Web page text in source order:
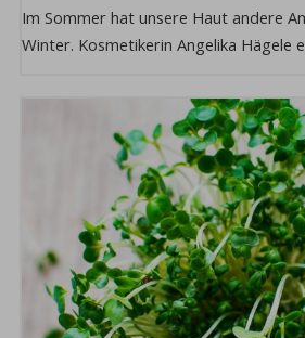
Im Sommer hat unsere Haut andere
Winter. Kosmetikerin Angelika Hägele